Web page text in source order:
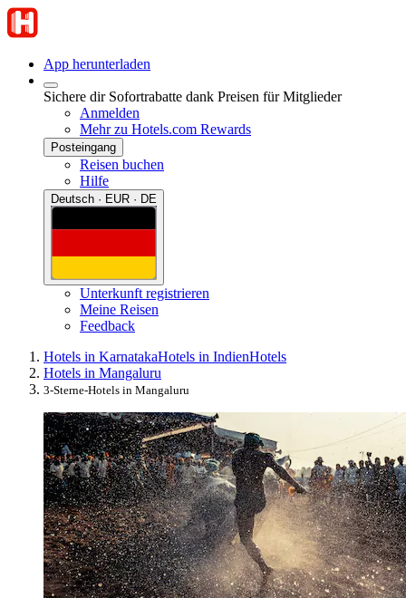
App herunterladen
Sichere dir Sofortrabatte dank Preisen für Mitglieder
Anmelden
Mehr zu Hotels.com Rewards
Posteingang
Reisen buchen
Hilfe
Deutsch · EUR · DE
Unterkunft registrieren
Meine Reisen
Feedback
Hotels in KarnatakaHotels in IndienHotels
Hotels in Mangaluru
3-Sterne-Hotels in Mangaluru